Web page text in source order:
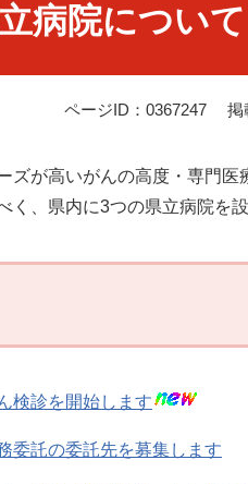
病院について
ページID：0367247 掲
ズが高いがんの高度・専門医
く、県内に3つの県立病院を設
検診を開始します
委託の委託先を募集します